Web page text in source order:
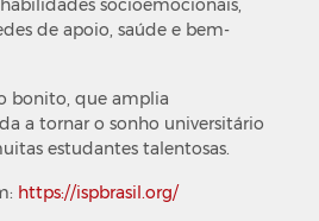
socioemocionais,
de apoio, saúde e bem-
bonito, que amplia
a tornar o sonho universitário
estudantes talentosas.
https://ispbrasil.org/